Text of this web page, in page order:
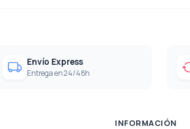
Envío Express
Entrega en 24/48h
INFORMACIÓN